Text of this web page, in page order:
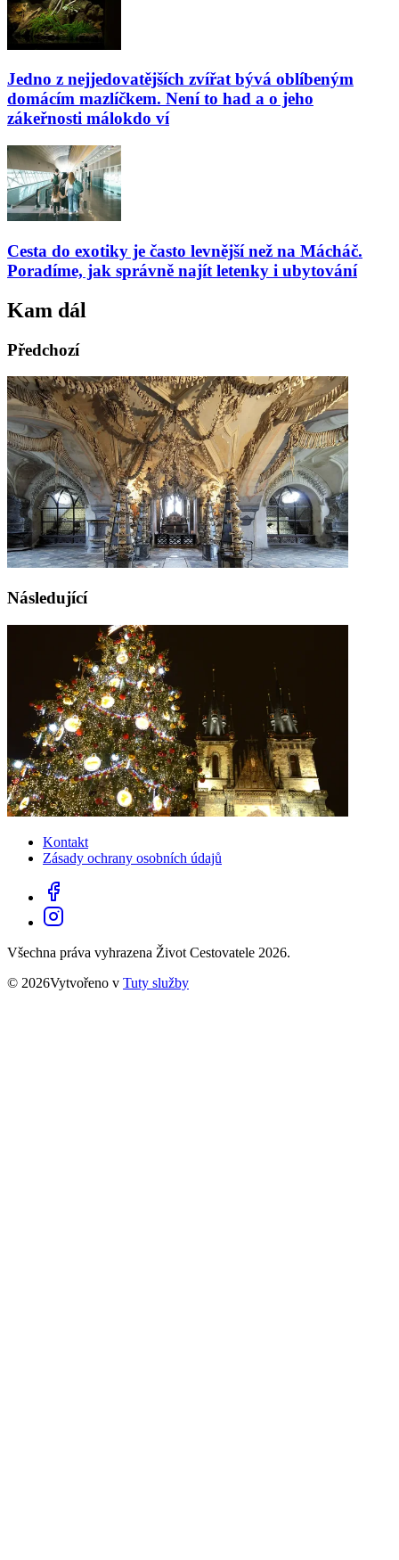
Jedno z nejjedovatějších zvířat bývá oblíbeným
domácím mazlíčkem. Není to had a o jeho
zákeřnosti málokdo ví
Cesta do exotiky je často levnější než na Mácháč.
Poradíme, jak správně najít letenky i ubytování
Kam dál
Předchozí
Následující
Kontakt
Zásady ochrany osobních údajů
Všechna práva vyhrazena Život Cestovatele 2026.
© 2026Vytvořeno v Tuty služby